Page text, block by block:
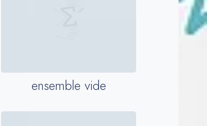
ensemble vide